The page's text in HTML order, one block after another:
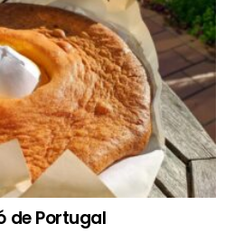
de Portugal